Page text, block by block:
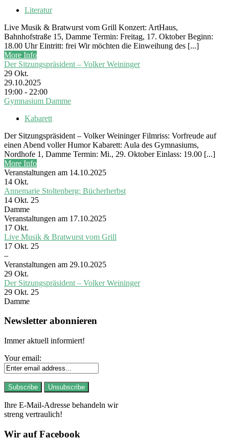
Literatur
Live Musik & Bratwurst vom Grill Konzert: ArtHaus,
Bahnhofstraße 15, Damme Termin: Freitag, 17. Oktober Beginn:
18.00 Uhr Eintritt: frei Wir möchten die Einweihung des [...]
More Info
Der Sitzungspräsident – Volker Weininger
29 Okt.
29.10.2025
19:00 - 22:00
Gymnasium Damme
Kabarett
Der Sitzungspräsident – Volker Weininger Filmriss: Vorfreude auf
einen Abend voller Humor Kabarett: Aula des Gymnasiums,
Nordhofe 1, Damme Termin: Mi., 29. Oktober Einlass: 19.00 [...]
More Info
Veranstaltungen am 14.10.2025
14 Okt.
Annemarie Stoltenberg: Bücherherbst
14 Okt. 25
Damme
Veranstaltungen am 17.10.2025
17 Okt.
Live Musik & Bratwurst vom Grill
17 Okt. 25
–
Veranstaltungen am 29.10.2025
29 Okt.
Der Sitzungspräsident – Volker Weininger
29 Okt. 25
Damme
Newsletter abonnieren
Immer aktuell informiert!
Your email:
Ihre E-Mail-Adresse behandeln wir
streng vertraulich!
Wir auf Facebook